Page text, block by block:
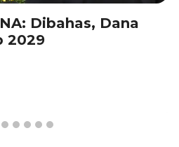
Dibahas, Dana
2029